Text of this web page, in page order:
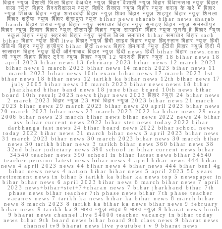
बिहार न्यूज़ वैशाली जिला बिहार वेअथेर न्यूज़ बिहार वैशाली न्यूज़ बिहार विधानसभा न्यूज़ बिहार
वाला न्यूज़ बिहार विश्वविद्यालय न्यूज़ बिहार विकास न्यूज़ बिहार न्यूज़ शराब के बारे में बिहार
न्यूज़ शिक्षक बिहार न्यूज़ शराबबंदी बिहार न्यूज़ शिक्षा बिहार न्यूज़ शाहपुर बिहार न्यूज़ शिमला
बिहार शरीफ न्यूज़ बिहार शेखपुरा न्यूज़ bihar news sharab bihar news sharab
bandi बिहार शराब न्यूज़ बिहार न्यूज़ समाचार बिहार न्यूज़ सुनाइए बिहार न्यूज़ समस्तीपुर
बिहार न्यूज़ सिवान बिहार न्यूज़ सीतामढ़ी बिहार न्यूज़ सासाराम बिहार न्यूज़ सुनना है बिहार न्यूज़
स्कूल बिहार न्यूज़ सहरसा बिहार न्यूज़ सुपौल जिला समाचार bihar समाचार बिहार sach
bihar बिहार न्यूज़ हिंदी live बिहार न्यूज़ हिंदी लाइव बिहार न्यूज़ हिंदुस्तान बिहार न्यूज़ हिंदी
वीडियो बिहार न्यूज़ हाजीपुर bihar हिंदी news बिहार होमगार्ड न्यूज़ ईटीवी बिहार न्यूज़ हिंदी में
सासाराम बिहार न्यूज़ हिंदी औरंगाबाद बिहार न्यूज़ हिंदी news हिंदी bihar बिहार news.com
जी न्यूज बिहार बिहार ट्रेन न्यूज़ बिहार न्यूज़ 12 फरवरी बिहार न्यूज़ 18 bihar news 18
april 2023 bihar news 13 february 2023 bihar news 12 march 2023
bihar news 1 march 2023 bihar news 14 march 2023 bihar news 11
march 2023 bihar news 10th exam bihar news 17 march 2023 1st
bihar news 18 bihar news 12 tarikh ka bihar news 12th bihar news 17
july 2005 bihar news 18 march 2023 bihar news news 18 bihar
jharkhand bihar band news 18 june bihar board 10th news bihar
board 10th result 2023 news bihar news 2023 बिहार न्यूज़ 24 bihar news
2 march 2023 बिहार न्यूज़ 23 मार्च बिहार न्यूज़ 2023 bihar news 21 march
2023 bihar news 29 march 2023 bihar news 20 april 2023 bihar news
20 march 2023 bihar news 23 march 2023 2022 ka bihar news 29 may
2006 bihar news 23 march bihar news bihar news 2022 news 24 bihar
asv bihar current news 2022 bihar stet news today 2022 bihar
darbhanga fast news 24 bihar board news 2022 bihar school news
today 2022 bihar news 31 march bihar news 3 april 2023 bihar news
31 march 2023 bihar news 30 march 2023 bihar news 30 march bihar
news 30 tarikh bihar news 3 tarikh bihar news 360 bihar news 38
32nd bihar judiciary news 390 school in bihar current news bihar
34540 teacher news 390 school in bihar latest news bihar 34540
teacher pension latest news bihar news 4 april bihar news 444 bihar
news 4 april 2023 news 44 bihar news 4 bihar news 444 bihar bsnl 4g
bihar news news 4 nation bihar bihar news 5 april 2023 50 years
retirement news in bihar 5 tarikh ka bihar ka news top 5 newspaper in
bihar bihar news 6 april 2023 bihar news 6 march bihar news 7 april
2023 news+bihar+stet+7+charan news 7 bihar jharkhand bihar 7th
phase news bihar teacher 7th phase news bihar 7th phase teacher
vacancy news 7 tarikh ka news bihar ka bihar news 8 march bihar
news 8 march 2023 8 tarikh ka bihar ka news bihar news 9 february
bihar news 9 tarikh ka 9 भारत न्यूज़ लाइव 9 भारत न्यूज़ 9 bharat news hindi
9 bharat news channel live 94000 teacher vacancy in bihar today
news bihar 9th board news bihar board 9th class news 9 bharat news
channel tv9 bharat news live youtube t v 9 bharat news